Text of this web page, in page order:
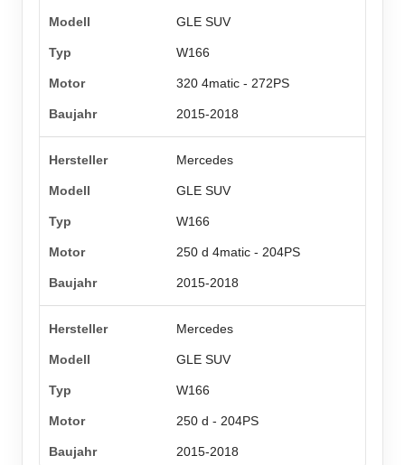
GLE SUV
W166
320 4matic - 272PS
2015-2018
Mercedes
GLE SUV
W166
250 d 4matic - 204PS
2015-2018
Mercedes
GLE SUV
W166
250 d - 204PS
2015-2018